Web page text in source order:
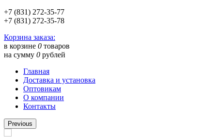
+7 (831) 272-35-77
+7 (831) 272-35-78
Корзина заказа:
в корзине 0 товаров
на сумму 0 рублей
Главная
Доставка и установка
Оптовикам
О компании
Контакты
Previous